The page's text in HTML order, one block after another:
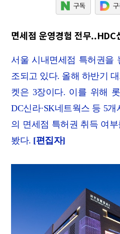
면세점 운영경험 전무..HDC
서울 시내면세점 특허권을
조되고 있다. 올해 하반기
켓은 3장이다. 이를 위해 롯
DC신라·SK네트웍스 등 5
의 면세점 특허권 취득 여
봤다. [편집자]